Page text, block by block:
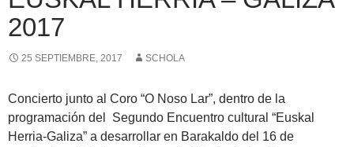
2017
25 SEPTIEMBRE, 2017 SCHOLA
Concierto junto al Coro “O Noso Lar”, dentro de la
programación del Segundo Encuentro cultural “Euskal
Herria-Galiza” a desarrollar en Barakaldo del 16 de